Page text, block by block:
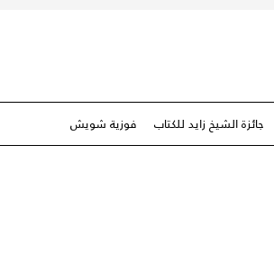
جائزة الشيخ زايد للكتاب فوزية شويش